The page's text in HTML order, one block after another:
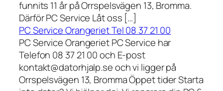
funnits 11 år på Orrspelsvägen 13, Bromma.
Därför PC Service Låt oss […]
PC Service Orangeriet Tel 08 37 21 00
PC Service Orangeriet PC Service har
Telefon 08 37 21 00 och E-post
kontakt@datorhjalp.se och vi ligger på
Orrspelsvägen 13, Bromma Öppet tider Starta